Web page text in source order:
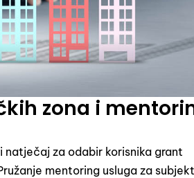
zona i
za odabir korisnika grant
mentoring usluga za